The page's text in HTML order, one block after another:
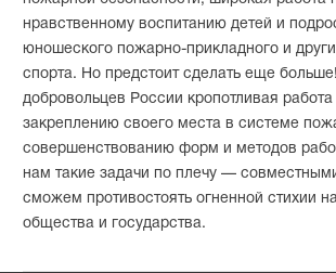
нравственному воспитанию детей и
юношеского пожарно-прикладного и
спорта. Но предстоит сделать еще
добровольцев России кропотливая
закреплению своего места в системе
совершенствованию форм и методов
нам такие задачи по плечу —
сможем противостоять огненной стихии
общества и государства.